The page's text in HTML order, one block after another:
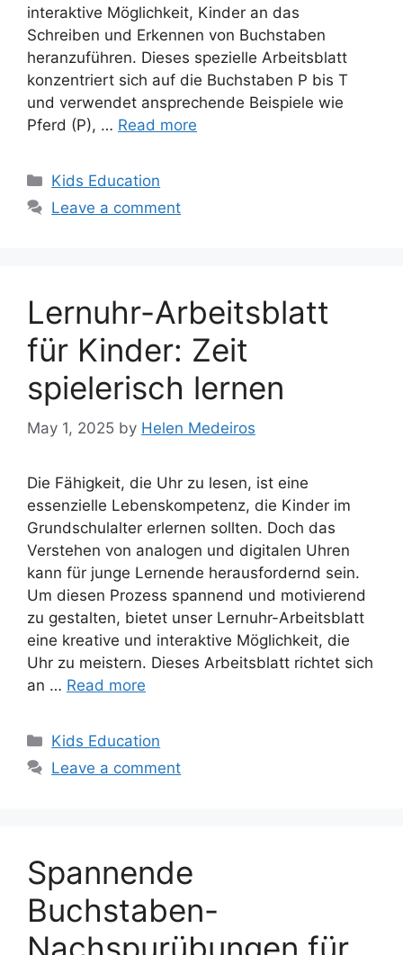
interaktive Möglichkeit, Kinder an das
Schreiben und Erkennen von Buchstaben
heranzuführen. Dieses spezielle Arbeitsblatt
konzentriert sich auf die Buchstaben P bis T
und verwendet ansprechende Beispiele wie
Pferd (P), … Read more
Categories
Kids Education
Leave a comment
Lernuhr-Arbeitsblatt
für Kinder: Zeit
spielerisch lernen
May 1, 2025 by Helen Medeiros
Die Fähigkeit, die Uhr zu lesen, ist eine
essenzielle Lebenskompetenz, die Kinder im
Grundschulalter erlernen sollten. Doch das
Verstehen von analogen und digitalen Uhren
kann für junge Lernende herausfordernd sein.
Um diesen Prozess spannend und motivierend
zu gestalten, bietet unser Lernuhr-Arbeitsblatt
eine kreative und interaktive Möglichkeit, die
Uhr zu meistern. Dieses Arbeitsblatt richtet sich
an … Read more
Categories
Kids Education
Leave a comment
Spannende
Buchstaben-
Nachspurübungen für